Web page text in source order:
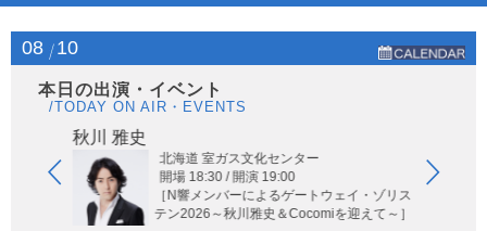
08 10
本日の出演・イベント
/TODAY ON AIR・EVENTS
秋川 雅史
北海道 室ガス文化センター
開場 18:30 / 開演 19:00
［N響メンバーによるゲートウェイ・ゾリス
テン2026～秋川雅史＆Cocomiを迎えて～］